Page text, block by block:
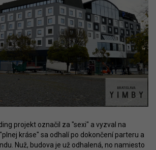
projekt označil za "sexi" a vyzval na
kráse" sa odhalí po dokončení parteru a
Nuž, budova je už odhalená, no namiesto